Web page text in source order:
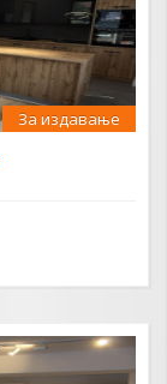
За издавање